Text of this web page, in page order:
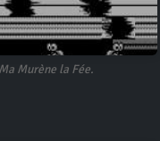
Ma Murène la Fée.